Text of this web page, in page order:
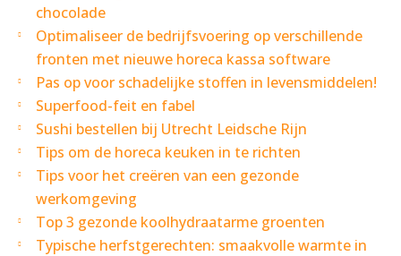
chocolade
Optimaliseer de bedrijfsvoering op verschillende
fronten met nieuwe horeca kassa software
Pas op voor schadelijke stoffen in levensmiddelen!
Superfood-feit en fabel
Sushi bestellen bij Utrecht Leidsche Rijn
Tips om de horeca keuken in te richten
Tips voor het creëren van een gezonde
werkomgeving
Top 3 gezonde koolhydraatarme groenten
Typische herfstgerechten: smaakvolle warmte in